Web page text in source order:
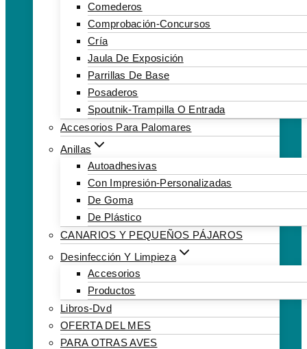
Comederos
Comprobación-Concursos
Cría
Jaula De Exposición
Parrillas De Base
Posaderos
Spoutnik-Trampilla O Entrada
Accesorios Para Palomares
Anillas
Autoadhesivas
Con Impresión-Personalizadas
De Goma
De Plástico
CANARIOS Y PEQUEÑOS PÁJAROS
Desinfección Y Limpieza
Accesorios
Productos
Libros-Dvd
OFERTA DEL MES
PARA OTRAS AVES